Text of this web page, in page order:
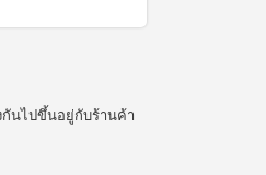
นไปขึ้นอยู่กับร้านค้า